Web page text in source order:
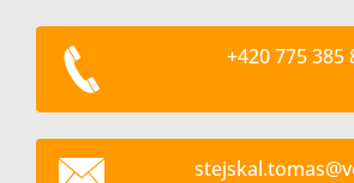
+420 775 385
stejskal.tomas@v